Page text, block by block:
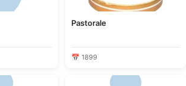
Pastorale
📅 1899